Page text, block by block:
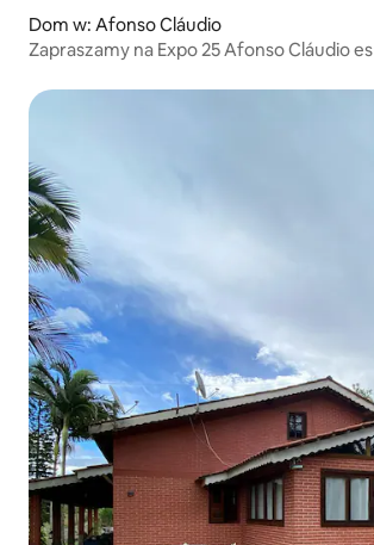
Dom w: Afonso Cláudio
Zapraszamy na Expo 25 Afonso Cláudio es